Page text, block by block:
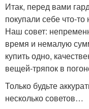
Итак, перед вами
покупали себе что-
Наш совет:
время и немалую
купить одно,
вещей-тряпок в
Только будьте
несколько советов…